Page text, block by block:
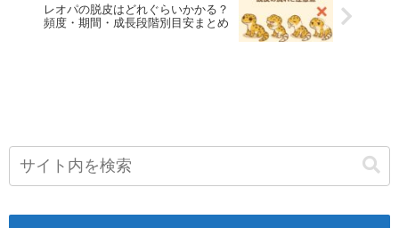
レオパの脱皮はどれぐらいかかる？
頻度・期間・成長段階別目安まとめ